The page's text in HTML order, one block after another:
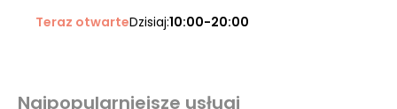
Teraz otwarteDzisiaj:10:00-20:00
Najpopularniejsze usługi